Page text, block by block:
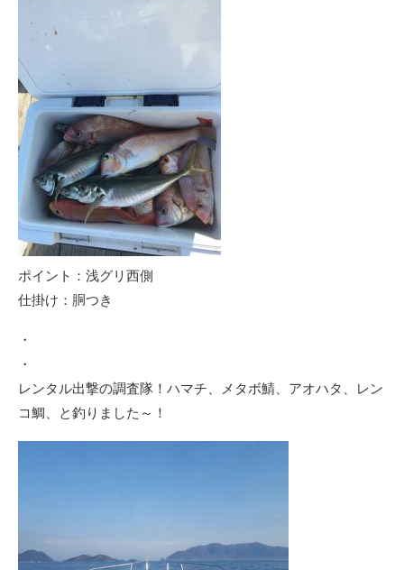
ポイント：浅グリ西側
仕掛け：胴つき
・
・
レンタル出撃の調査隊！ハマチ、メタボ鯖、アオハタ、レン
コ鯛、と釣りました～！